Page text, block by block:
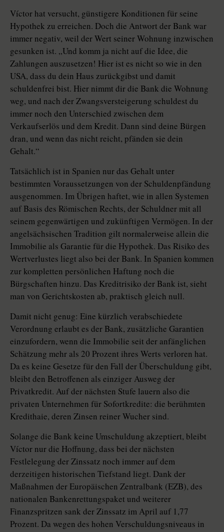
Víctor hat versucht, günstigere Konditionen für seine
Hypothek zu erreichen. Doch die Antwort der Bank war
immer negativ, weil der Wert seiner Wohnung inzwischen
gesunken ist. „Und komm ja nicht auf die Idee, die
Zahlungen auszusetzen! Hier ist es nicht so wie in den
USA, dass du dein Haus zurückgibst und damit
schuldenfrei bist. Hier nimmt dir die Bank die Wohnung
weg, und nach der Zwangsversteigerung schuldest du
immer noch den Unterschied zwischen dem
Verkaufserlös und dem Kredit. Dann sind deine Bürgen
dran, und wenn das nicht reicht, pfänden sie dein
Gehalt.“
Tatsächlich ist in Spanien nur das Gehalt unter
bestimmten Voraussetzungen von der Schuldenpfändung
ausgenommen. Im Übrigen haftet, wie in allen Systemen
auf Basis des Römischen Rechts, der Schuldner mit all
seinem gegenwärtigen und zukünftigen Vermögen. In der
angelsächsischen Tradition gilt normalerweise allein die
Immobilie als Garantie für die Hypothek. Das Risiko des
Wertverlustes liegt also bei der Bank. In Spanien kommen
zur kompletten persönlichen Haftung noch die
Bürgschaften hinzu. Das Kreditrisiko der Bank ist, sieht
man von Gerichtskosten ab, praktisch gleich null.
Damit nicht genug: Eine kürzlich verabschiedete
Verordnung erlaubt es der Bank, zusätzliche Garantien
einzufordern, wenn die Immobilie seit der anfänglichen
Schätzung mehr als 20 Prozent ihres Werts verloren hat.
Da es keine Gesetze für den Fall der Überschuldung gibt,
bleibt den Betroffenen als einziger Ausweg der
Privatkredit. Auf der nächsten Stufe lauern also die
privaten Unternehmen für Sofortkredite: die berühmten
Kredithaie, deren Zinsen reiner Wucher sind.
Solange die Bank keine Umschuldung akzeptiert, bleibt
Víctor nur die Hoffnung, dass bei der nächsten
Festlelegung der Zinssatz noch immer auf dem
derzeitigen historischen Tiefstand liegt. Dank der
Maßnahmen der Europäischen Zentralbank (EZB), des
nationalen Bankenrettungspaket und weiterer
Finanzspritzen sank der Zinssatz im April auf 1,77
Prozent. Da wegen des hohen Verschuldungsniveaus in